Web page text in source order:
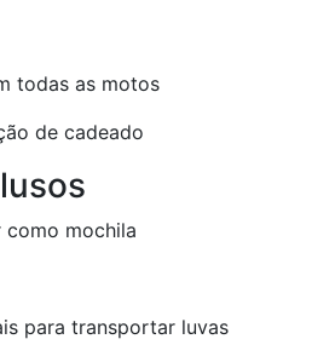
todas as motos
de cadeado
como mochila
para transportar luvas